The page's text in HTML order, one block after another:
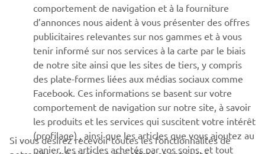
PLUS DE YAMAHA
SOUTIEN
BULLETIN
Soyez le premier à connaître les dernières offres, les événements
spéciaux, les nouveautés et bien plus encore
comportement de navigation et à la fourniture
d’annonces nous aident à vous présenter des offres
publicitaires relevantes sur nos gammes et à vous
tenir informé sur nos services à la carte par le biais
de notre site ainsi que les sites de tiers, y compris
des plate-formes liées aux médias sociaux comme
Facebook. Ces informations se basent sur votre
comportement de navigation sur notre site, à savoir
les produits et les services qui suscitent votre intérêt
(profilage) , ainsi que les articles que vous ajoutez au
panier, les articles achetés par vos soins, et tout
Si vous désirez recevoir toutes les fonctionnalités de